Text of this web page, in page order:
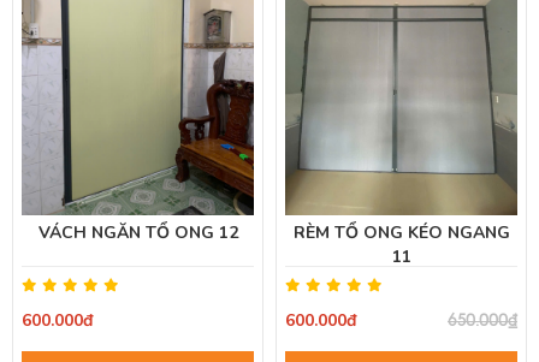
VÁCH NGĂN TỔ ONG 12
600.000đ
RÈM TỔ ONG KÉO NGANG
11
600.000đ 650.000₫